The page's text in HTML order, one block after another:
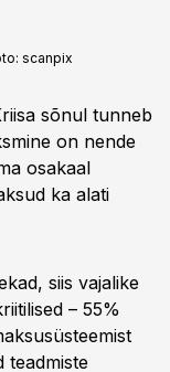
scanpix
sõnul tunneb
on nende
osakaal
ka alati
siis vajalike
– 55%
teadmiste